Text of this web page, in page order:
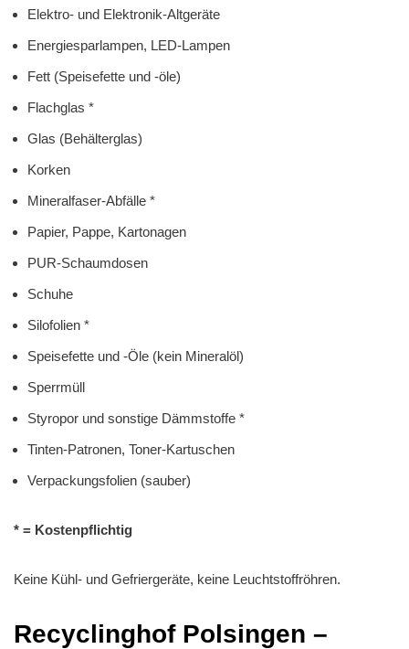
Elektro- und Elektronik-Altgeräte
Energiesparlampen, LED-Lampen
Fett (Speisefette und -öle)
Flachglas *
Glas (Behälterglas)
Korken
Mineralfaser-Abfälle *
Papier, Pappe, Kartonagen
PUR-Schaumdosen
Schuhe
Silofolien *
Speisefette und -Öle (kein Mineralöl)
Sperrmüll
Styropor und sonstige Dämmstoffe *
Tinten-Patronen, Toner-Kartuschen
Verpackungsfolien (sauber)
* = Kostenpflichtig
Keine Kühl- und Gefriergeräte, keine Leuchtstoffröhren.
Recyclinghof Polsingen –